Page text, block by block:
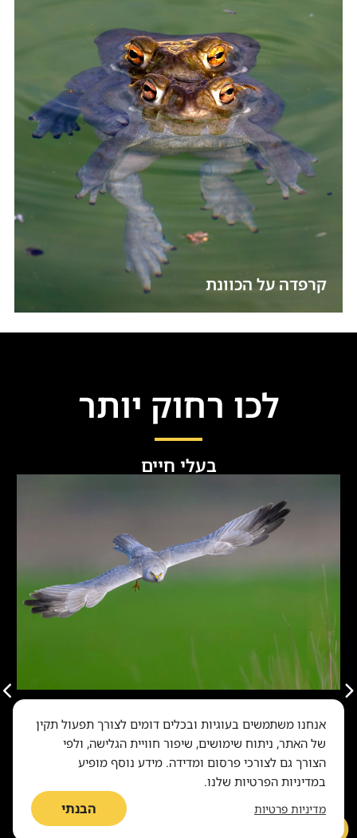
קרפדה על הכוונת
לכו רחוק יותר
בעלי חיים
כנף נמוכה מעל שדות: סדרת צילומים של
העוף האלמוני
אנחנו משתמשים בעוגיות ובכלים דומים לצורך תפעול תקין
של האתר, ניתוח שימושים, שיפור חוויית הגלישה, ולפי
הצורך גם לצורכי פרסום ומדידה. מידע נוסף מופיע
במדיניות הפרטיות שלנו.
מדיניות פרטיות הבנתי